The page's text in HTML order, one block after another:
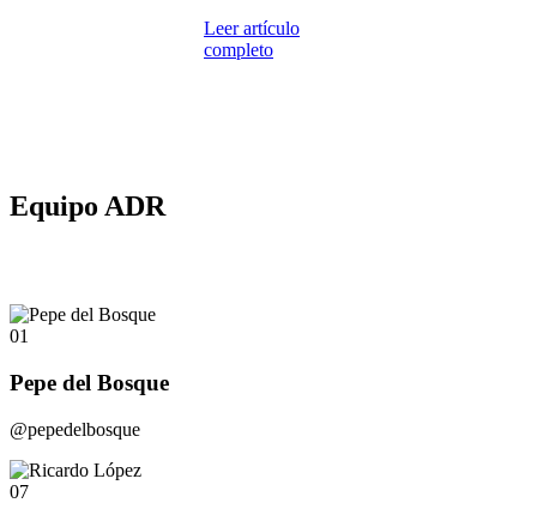
Leer artículo
completo
Equipo ADR
01
Pepe del Bosque
@pepedelbosque
07